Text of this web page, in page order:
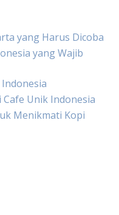
yang Harus Dicoba
yang Wajib
Indonesia
Unik Indonesia
Menikmati Kopi